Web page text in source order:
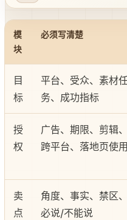
模
块
必须写清楚
目
标
平台、受众、素材
务、成功指标
授
权
广告、期限、剪辑、
跨平台、落地页使用
卖
点
角度、事实、禁区、
必说/不能说